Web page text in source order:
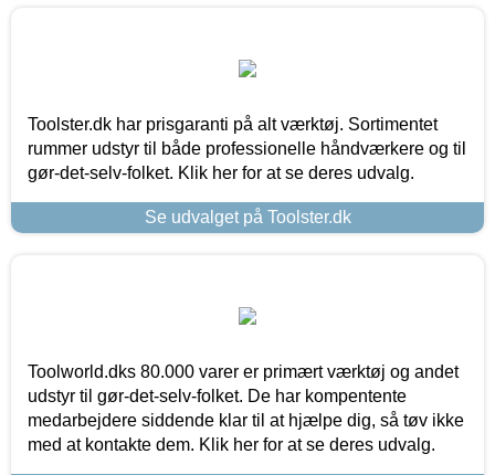
Toolster.dk har prisgaranti på alt værktøj. Sortimentet
rummer udstyr til både professionelle håndværkere og til
gør-det-selv-folket. Klik her for at se deres udvalg.
Se udvalget på Toolster.dk
Toolworld.dks 80.000 varer er primært værktøj og andet
udstyr til gør-det-selv-folket. De har kompentente
medarbejdere siddende klar til at hjælpe dig, så tøv ikke
med at kontakte dem. Klik her for at se deres udvalg.